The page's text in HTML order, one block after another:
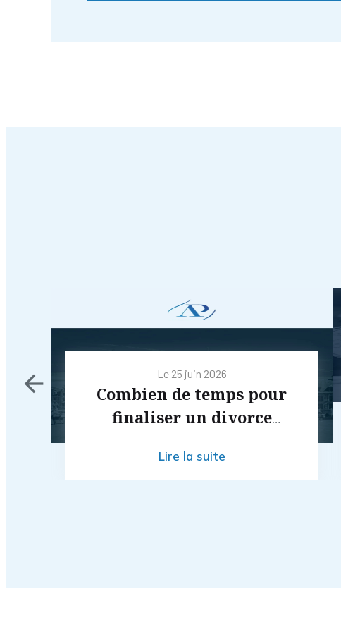
Le 25 juin 2026
Combien de temps pour
finaliser un divorce
Lire la suite